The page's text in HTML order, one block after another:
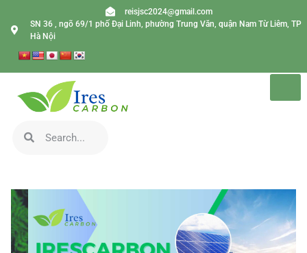
reisjsc2024@gmail.com
SN 36 , ngõ 69/1 phố Đại Linh, phường Trung Văn, quận Nam Từ Liêm, TP
Hà Nội